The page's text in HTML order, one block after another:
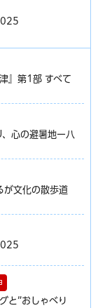
』第1部 すべて
心の避暑地ー八
が文化の散歩道
と”おしゃべり